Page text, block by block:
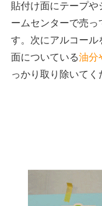
貼付け面にテープ
ームセンターで売っ
す。次にアルコール
面についている油分
っかり取り除いてく